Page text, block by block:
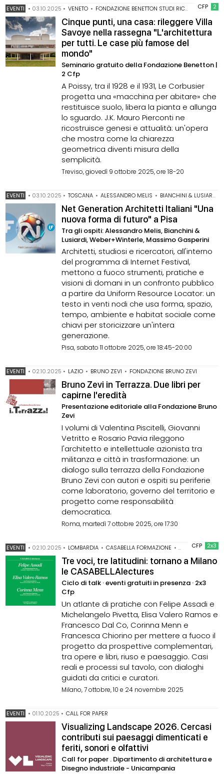
CFP 2
EVENTI • 03.10.2025 • VENETO • FONDAZIONE BENETTON STUDI RICERCHE • LE
Cinque punti, una casa: rileggere Villa
Savoye nella rassegna "L'architettura
per tutti. Le case più famose del
mondo"
Seminario gratuito della Fondazione Benetton |
2 Cfp
A Poissy, tra il 1928 e il 1931, Le Corbusier
progetta una «macchina per abitare» che
restituisce suolo, libera la pianta e allunga
lo sguardo. J.K. Mauro Pierconti ne
ricostruisce genesi e attualità: un'opera
che mostra come la chiarezza
geometrica diventi misura della
semplicità.
Treviso, giovedì 9 ottobre 2025, ore 18-20
EVENTI • 03.10.2025 • TOSCANA • ALESSANDRO MELIS • BIANCHINI & LUSIARDI
Net Generation Architetti Italiani "Una
nuova forma di futuro" a Pisa
Tra gli ospiti: Alessandro Melis, Bianchini &
Lusiardi, Weber+Winterle, Massimo Gasperini
Architetti, studiosi e ricercatori, all'interno
del programma di Internet Festival,
mettono a fuoco strumenti, pratiche e
visioni di domani in un confronto pubblico
a partire da Uniform Resource Locator: un
testo in venti nodi che usa forma, spazio,
tempo, ambiente e habitat sociale come
chiavi per storicizzare un'intera
generazione.
Pisa, sabato 11 ottobre 2025, ore 18:45-20:00
EVENTI • 02.10.2025 • LAZIO • BRUNO ZEVI • FONDAZIONE BRUNO ZEVI
Bruno Zevi in Terrazza. Due libri per
capirne l'eredità
Presentazione editoriale alla Fondazione Bruno
Zevi
I volumi di Valentina Piscitelli, Giovanni
Vetritto e Rosario Pavia rileggono
l'architetto e intellettuale azionista tra
militanza e città in trasformazione: un
dialogo sulla terrazza della Fondazione
Bruno Zevi con autori e ospiti su periferie
come laboratorio, governo del territorio e
progetto come responsabilità
democratica.
Roma, martedì 7 ottobre 2025, ore 17:30
CFP 2x3
EVENTI • 02.10.2025 • LOMBARDIA • CASABELLA FORMAZIONE •ELISA VALERO
Tre voci, tre latitudini: tornano a Milano
le CASABELLAlectures
Ciclo di talk · eventi gratuiti in presenza · 2x3
Cfp
Un atlante di pratiche con Felipe Assadi e
Michelangelo Pivetta, Elisa Valero Ramos e
Francesco Dal Co, Corinna Menn e
Francesca Chiorino per mettere a fuoco il
progetto da prospettive complementari,
tra opere e libri, riuso e paesaggio. Casi
reali e processi sul tavolo, con dialoghi
guidati da critici e curatori.
Milano, 7 ottobre, 10 e 24 novembre 2025
EVENTI • 01.10.2025 • CALL FOR PAPER
Visualizing Landscape 2026. Cercasi
contributi sui paesaggi dimenticati e
feriti, sonori e olfattivi
Call for paper . Dipartimento di architettura e
Disegno industriale - Unicampania